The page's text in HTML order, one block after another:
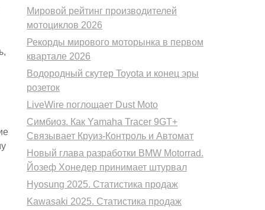
Мировой рейтинг производителей
мотоциклов 2026
Рекорды мирового моторынка в первом
квартале 2026
Водородный скутер Toyota и конец эры
розеток
LiveWire поглощает Dust Moto
Симбиоз. Как Yamaha Tracer 9GT+
Связывает Круиз-Контроль и Автомат
Новый глава разработки BMW Motorrad.
Йозеф Хонедер принимает штурвал
Hyosung 2025. Статистика продаж
Kawasaki 2025. Статистика продаж